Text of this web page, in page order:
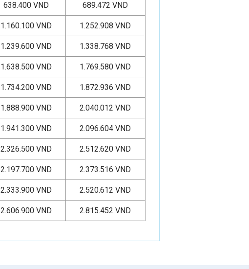
638.400 VND 689.472 VND
1.160.100 VND 1.252.908 VND
1.239.600 VND 1.338.768 VND
1.638.500 VND 1.769.580 VND
1.734.200 VND 1.872.936 VND
1.888.900 VND 2.040.012 VND
1.941.300 VND 2.096.604 VND
2.326.500 VND 2.512.620 VND
2.197.700 VND 2.373.516 VND
2.333.900 VND 2.520.612 VND
2.606.900 VND 2.815.452 VND